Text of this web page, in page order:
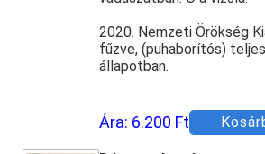
2020. Nemzeti Örökség
fűzve, (puhaborítós)
állapotban.
Ára: 6.200 Ft